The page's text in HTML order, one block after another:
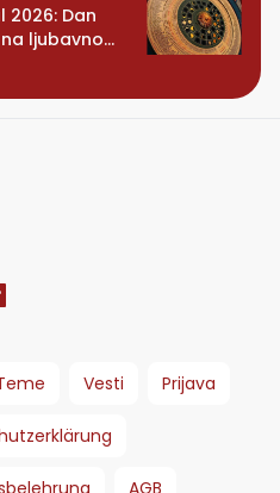
2026: Dan
ljubavnom
Vesti Prijava
AGB